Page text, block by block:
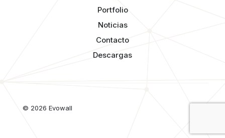
Portfolio
Noticias
Contacto
Descargas
© 2026 Evowall